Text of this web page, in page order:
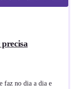
faz no dia a dia e